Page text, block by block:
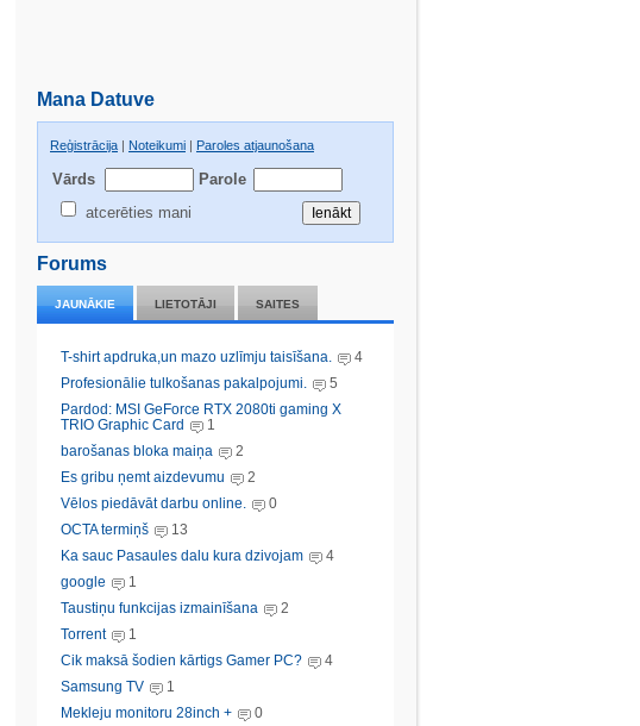
Mana Datuve
Reģistrācija | Noteikumi | Paroles atjaunošana
Vārds
Parole
atcerēties mani
Forums
JAUNĀKIE LIETOTĀJI SAITES
T-shirt apdruka,un mazo uzlīmju taisīšana.
4
Profesionālie tulkošanas pakalpojumi.
5
Pardod: MSI GeForce RTX 2080ti gaming X
TRIO Graphic Card
1
barošanas bloka maiņa
2
Es gribu ņemt aizdevumu
2
Vēlos piedāvāt darbu online.
0
OCTA termiņš
13
Ka sauc Pasaules dalu kura dzivojam
4
google
1
Taustiņu funkcijas izmainīšana
2
Torrent
1
Cik maksā šodien kārtigs Gamer PC?
4
Samsung TV
1
Mekleju monitoru 28inch +
0